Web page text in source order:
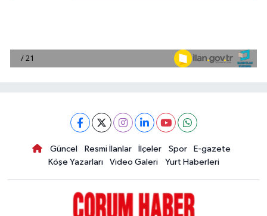
Güncel Resmi İlanlar İlçeler Spor
E-gazete
Köşe Yazarları
Video Galeri Yurt Haberleri